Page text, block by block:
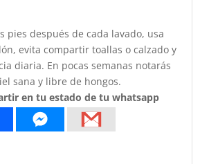
pies después de cada lavado, usa
evita compartir toallas o calzado y
diaria. En pocas semanas notarás
sana y libre de hongos.
en tu estado de tu whatsapp